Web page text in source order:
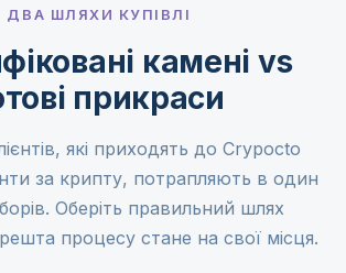
ДВА ШЛЯХИ КУПІВЛІ
камені vs
прикраси
які приходять до Crypocto
за крипту, потрапляють в один
Оберіть правильний шлях
процесу стане на свої місця.